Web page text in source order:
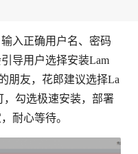
入正确用户名、密码
导用户选择安装Lam
朋友，花郎建议选择La
，勾选极速安装，部署
耐心等待。